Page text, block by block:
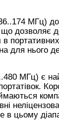
МГц)
дозволяє
в
для нього
МГц) є
в цьому